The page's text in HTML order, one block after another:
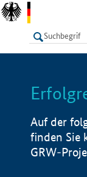
LISTE
Auf der
finden Sie
GRW-